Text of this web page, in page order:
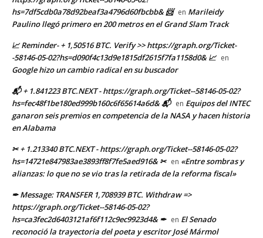
hs=7df5cdb0a78d92beaf3a4796d60fbcbb& 📨 en Marileidy
Paulino llegó primero en 200 metros en el Grand Slam Track
📈 Reminder- + 1,50516 BTC. Verify >> https://graph.org/Ticket-
-58146-05-02?hs=d090f4c13d9e1815df2615f7fa1158d0& 📈 en
Google hizo un cambio radical en su buscador
📬 + 1.841223 BTC.NEXT - https://graph.org/Ticket--58146-05-02?
hs=fec48f1be180ed999b160c6f65614a6d& 📬 en Equipos del INTEC
ganaron seis premios en competencia de la NASA y hacen historia
en Alabama
✂ + 1.213340 BTC.NEXT - https://graph.org/Ticket--58146-05-02?
hs=14721e847983ae3893ff8f7fe5aed916& ✂ en «Entre sombras y
alianzas: lo que no se vio tras la retirada de la reforma fiscal»
✒ Message: TRANSFER 1,708939 BTC. Withdraw =>
https://graph.org/Ticket--58146-05-02?
hs=ca3fec2d6403121af6f112c9ec9923d4& ✒ en El Senado
reconoció la trayectoria del poeta y escritor José Mármol